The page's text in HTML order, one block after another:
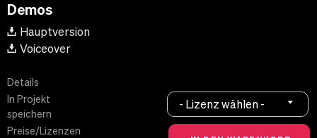
Demos
Hauptversion
Voiceover
Details
In Projekt
speichern
Preise/Lizenzen
- Lizenz wählen -